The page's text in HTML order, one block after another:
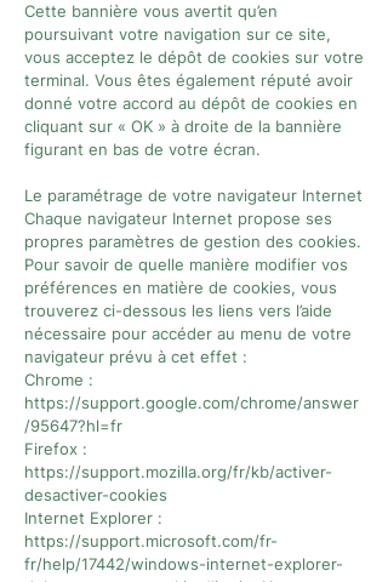
Cette bannière vous avertit qu’en
poursuivant votre navigation sur ce site,
vous acceptez le dépôt de cookies sur votre
terminal. Vous êtes également réputé avoir
donné votre accord au dépôt de cookies en
cliquant sur « OK » à droite de la bannière
figurant en bas de votre écran.
Le paramétrage de votre navigateur Internet
Chaque navigateur Internet propose ses
propres paramètres de gestion des cookies.
Pour savoir de quelle manière modifier vos
préférences en matière de cookies, vous
trouverez ci-dessous les liens vers l’aide
nécessaire pour accéder au menu de votre
navigateur prévu à cet effet :
Chrome :
https://support.google.com/chrome/answer
/95647?hl=fr
Firefox :
https://support.mozilla.org/fr/kb/activer-
desactiver-cookies
Internet Explorer :
https://support.microsoft.com/fr-
fr/help/17442/windows-internet-explorer-